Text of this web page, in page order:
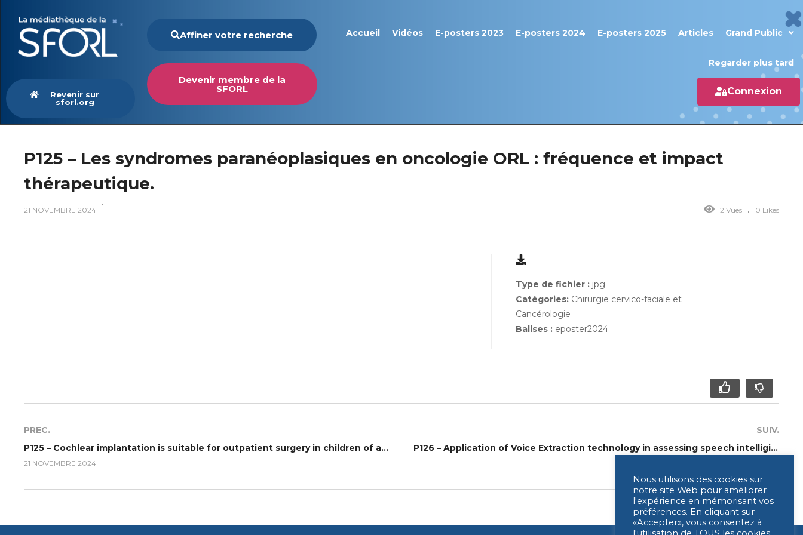
Revenir sur
sforl.org
Affiner votre recherche
Devenir membre de la
SFORL
Accueil Vidéos E-posters 2023 E-posters 2024 E-posters 2025 Articles Grand Public
Regarder plus tard
Connexion
P125 – Les syndromes paranéoplasiques en oncologie ORL : fréquence et impact
thérapeutique.
21 NOVEMBRE 2024 12 Vues 0 Likes
Type de fichier : jpg
Catégories: Chirurgie cervico-faciale et
Cancérologie
Balises : eposter2024
PREC.
P125 – Cochlear implantation is suitable for outpatient surgery in children of all ages, even infants.
21 NOVEMBRE 2024
SUIV.
P126 – Application of Voice Extraction technology in assessing speech intelligibility in adult patients after cochlear implantation
Nous utilisons des cookies sur
notre site Web pour améliorer
l'expérience en mémorisant vos
préférences. En cliquant sur
«Accepter», vous consentez à